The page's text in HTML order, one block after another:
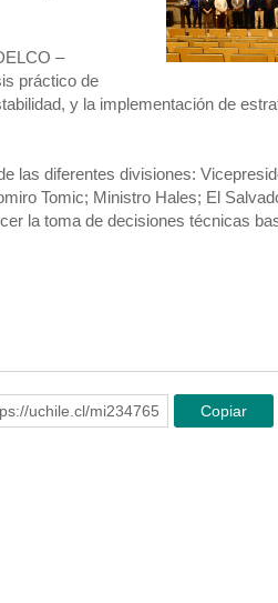
–
práctico de
y la implementación de
las diferentes divisiones:
Tomic; Ministro Hales; El
la toma de decisiones técnicas
uchile.cl/mi234765 Copiar